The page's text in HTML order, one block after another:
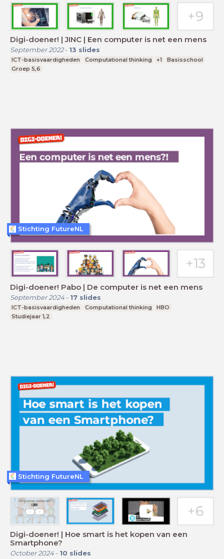
Digi-doener! | JINC | Een computer is net een mens
September 2022- 13 slides
ICT-basisvaardigheden Computational thinking +1
Basisschool
Groep 5,6
Digi-doener! Pabo | De computer is net een mens
September 2024- 17 slides
ICT-basisvaardigheden Computational thinking
HBO
Studiejaar 1,2
Stichting FutureNL
Digi-doener! | Hoe smart is het kopen van een
Smartphone?
October 2024- 10 slides
Stichting FutureNL